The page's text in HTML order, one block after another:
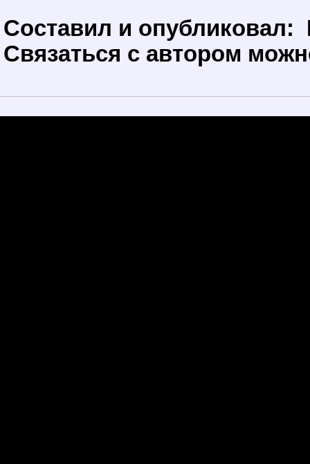
Составил и опубликовал:
Связаться с автором